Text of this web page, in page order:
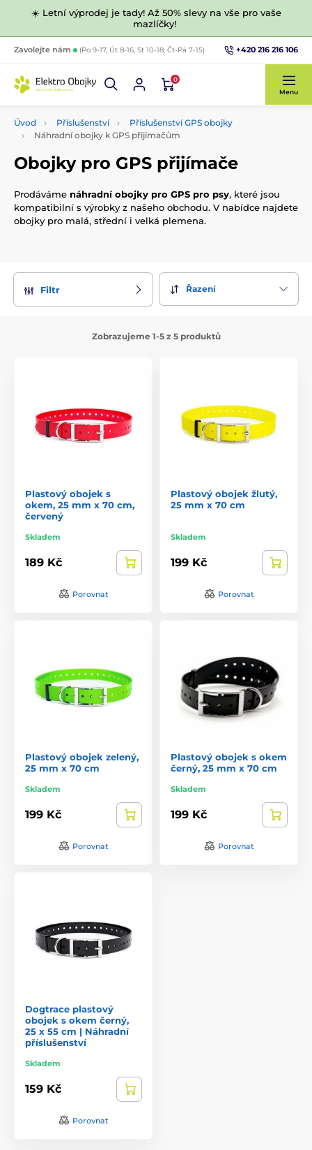
☀️ Letní výprodej je tady! Až 50% slevy na vše pro vaše
mazlíčky!
Zavolejte nám (Po 9-17, Út 8-16, St 10-18, Čt-Pá 7-15) +420 216 216 106
0
Menu
Úvod Příslušenství
Příslušenství GPS obojky
Náhradní obojky k GPS přijímačům
Obojky pro GPS přijímače
Prodáváme náhradní obojky pro GPS pro psy, které jsou
kompatibilní s výrobky z našeho obchodu. V nabídce najdete
obojky pro malá, střední i velká plemena.
Filtr Řazení
Zobrazujeme 1-5 z 5 produktů
Plastový obojek s
okem, 25 mm x 70 cm,
červený
Skladem
189 Kč
Porovnat
Plastový obojek žlutý,
25 mm x 70 cm
Skladem
199 Kč
Porovnat
Plastový obojek zelený,
25 mm x 70 cm
Skladem
199 Kč
Porovnat
Plastový obojek s okem
černý, 25 mm x 70 cm
Skladem
199 Kč
Porovnat
Dogtrace plastový
obojek s okem černý,
25 x 55 cm | Náhradní
příslušenství
Skladem
159 Kč
Porovnat